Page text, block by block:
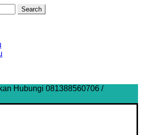
Search
Hubungi 081388560706 /